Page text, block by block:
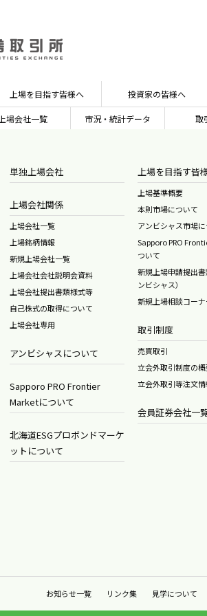
上場を目指す皆様へ 投資家の皆様へ
上場会社一覧 市況・統計データ 取
単独上場会社
上場会社関係
上場会社一覧
上場銘柄情報
新規上場会社一覧
上場会社会社説明会資料
上場会社提出書類様式等
自己株式の取得について
上場会社専用
アンビシャスについて
Sapporo PRO Frontier
Marketについて
北海道ESGプロボンドマーケ
ットについて
上場を目指す皆
上場基準概要
本則市場について
アンビシャス市場
Sapporo PRO
ついて
新規上場申請提出
ンビシャス）
新規上場相談コーナ
取引制度
売買取引
立会外取引制度の
立会外取引等注文
会員証券会社一
お知らせ一覧 リンク集 見学について